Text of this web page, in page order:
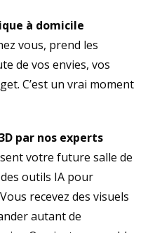
à domicile
vous, prend les
de vos envies, vos
C’est un vrai moment
par nos experts
votre future salle de
outils IA pour
recevez des visuels
autant de